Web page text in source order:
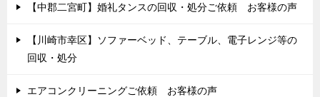
【中郡二宮町】婚礼タンスの回収・処分ご依頼 お客様の声
【川崎市幸区】ソファーベッド、テーブル、電子レンジ等の
回収・処分
エアコンクリーニングご依頼 お客様の声